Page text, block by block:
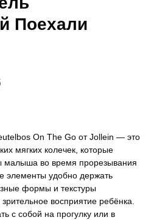
Поехали
On The Go от Jollein — это
мягких колечек, которые
малыша во время прорезывания
элементы удобно держать
формы и текстуры
восприятие ребёнка.
с собой на прогулку или в